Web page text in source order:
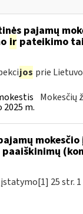
pajamų
irpateikimo
jos prie
Mokesčių
m.
25 str. 1